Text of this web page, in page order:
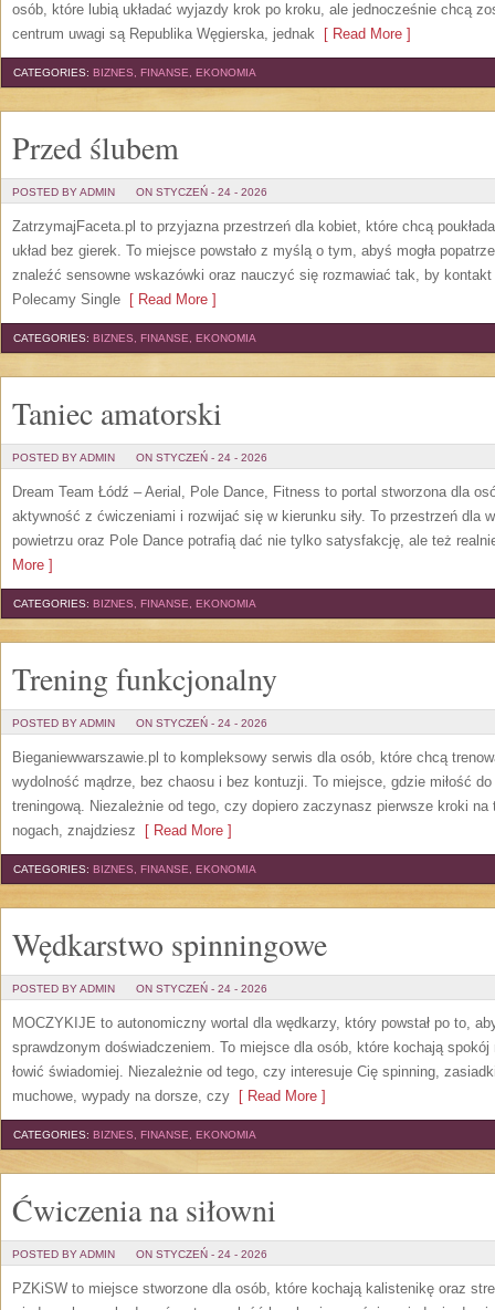
osób, które lubią układać wyjazdy krok po kroku, ale jednocześnie chcą
centrum uwagi są Republika Węgierska, jednak [ Read More ]
CATEGORIES: BIZNES, FINANSE, EKONOMIA
Przed ślubem
POSTED BY ADMIN ON STYCZEŃ - 24 - 2026
ZatrzymajFaceta.pl to przyjazna przestrzeń dla kobiet, które chcą
układ bez gierek. To miejsce powstało z myślą o tym, abyś mogła
znaleźć sensowne wskazówki oraz nauczyć się rozmawiać tak, by
Polecamy Single [ Read More ]
CATEGORIES: BIZNES, FINANSE, EKONOMIA
Taniec amatorski
POSTED BY ADMIN ON STYCZEŃ - 24 - 2026
Dream Team Łódź – Aerial, Pole Dance, Fitness to portal stworzona dla
aktywność z ćwiczeniami i rozwijać się w kierunku siły. To przestrzeń dla
powietrzu oraz Pole Dance potrafią dać nie tylko satysfakcję, ale też
More ]
CATEGORIES: BIZNES, FINANSE, EKONOMIA
Trening funkcjonalny
POSTED BY ADMIN ON STYCZEŃ - 24 - 2026
Bieganiewwarszawie.pl to kompleksowy serwis dla osób, które chcą
wydolność mądrze, bez chaosu i bez kontuzji. To miejsce, gdzie miłość
treningową. Niezależnie od tego, czy dopiero zaczynasz pierwsze kroki
nogach, znajdziesz [ Read More ]
CATEGORIES: BIZNES, FINANSE, EKONOMIA
Wędkarstwo spinningowe
POSTED BY ADMIN ON STYCZEŃ - 24 - 2026
MOCZYKIJE to autonomiczny wortal dla wędkarzy, który powstał po to,
sprawdzonym doświadczeniem. To miejsce dla osób, które kochają
łowić świadomiej. Niezależnie od tego, czy interesuje Cię spinning,
muchowe, wypady na dorsze, czy [ Read More ]
CATEGORIES: BIZNES, FINANSE, EKONOMIA
Ćwiczenia na siłowni
POSTED BY ADMIN ON STYCZEŃ - 24 - 2026
PZKiSW to miejsce stworzone dla osób, które kochają kalistenikę oraz